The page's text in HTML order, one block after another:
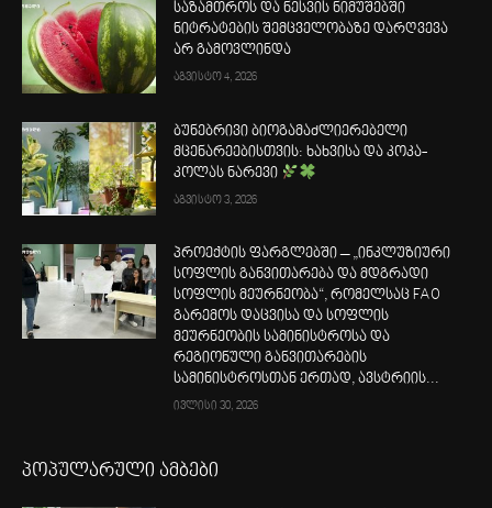
საზამთროს და ნესვის ნიმუშებში
ნიტრატების შემცველობაზე დარღვევა
არ გამოვლინდა
აგვისტო 4, 2026
ბუნებრივი ბიოგამაძლიერებელი
მცენარეებისთვის: ხახვისა და კოკა-
კოლას ნარევი
აგვისტო 3, 2026
პროექტის ფარგლებში – „ინკლუზიური
სოფლის განვითარება და მდგრადი
სოფლის მეურნეობა“, რომელსაც FAO
გარემოს დაცვისა და სოფლის
მეურნეობის სამინისტროსა და
რეგიონული განვითარების
სამინისტროსთან ერთად, ავსტრიის...
ივლისი 30, 2026
პოპულარული ამბები